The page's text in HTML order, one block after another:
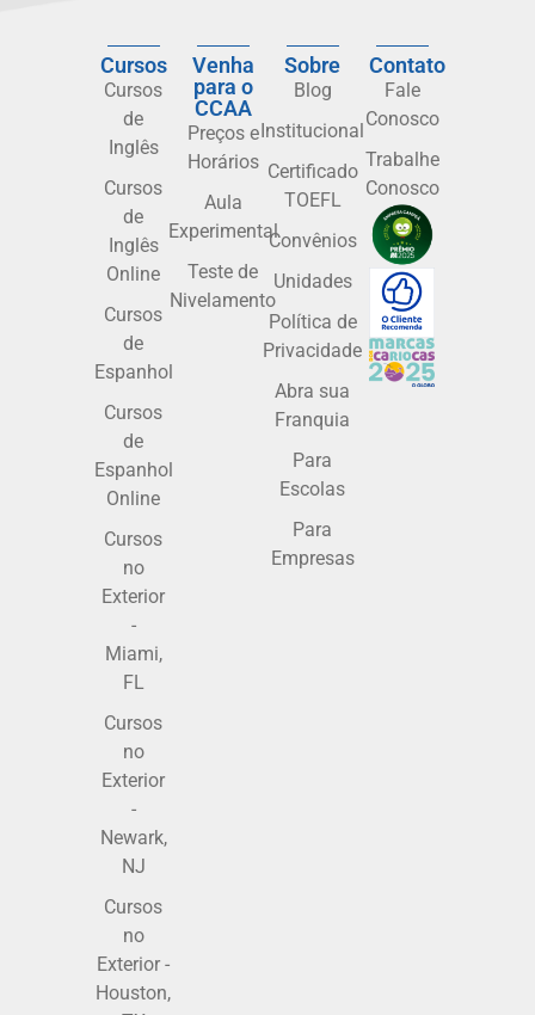
Cursos
Cursos
de
Inglês
Cursos
de
Inglês
Online
Cursos
de
Espanhol
Cursos
de
Espanhol
Online
Cursos
no
Exterior
-
Miami,
FL
Cursos
no
Exterior
-
Newark,
NJ
Cursos
no
Exterior -
Houston,
Venha
para o
CCAA
Preços e
Horários
Aula
Experimental
Teste de
Nivelamento
Sobre
Blog
Institucional
Certificado
TOEFL
Convênios
Unidades
Política de
Privacidade
Abra sua
Franquia
Para
Escolas
Para
Empresas
Contato
Fale
Conosco
Trabalhe
Conosco